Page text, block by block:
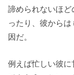
諦められないほ
ったり、彼から
因だ。
例えば忙しい彼